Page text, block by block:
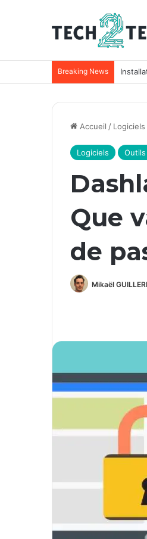
Breaking News
Accueil / Logiciels
Logiciels
Que
de
Mikaël